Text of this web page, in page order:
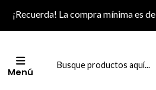
¡Recuerda! La compra mínima es
Menú